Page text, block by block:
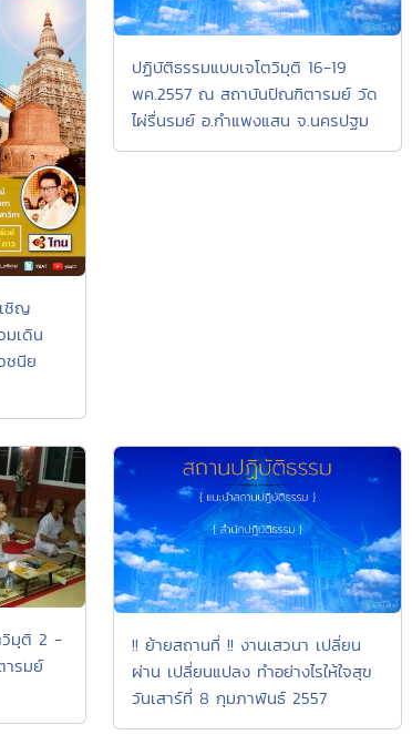
ชิญ
มเดิน
ชนีย
ปฏิบัติธรรมแบบเจโตวิมุติ 16-19
พค.2557 ณ สถาบันปัณฑิตารมย์ วัด
ไผ่รื่นรมย์ อ.กำแพงแสน จ.นครปฐม
วิมุติ 2 -
รมย์
!! ย้ายสถานที่ !! งานเสวนา เปลี่ยน
ผ่าน เปลี่ยนแปลง ทำอย่างไรให้ใจสุข
วันเสาร์ที่ 8 กุมภาพันธ์ 2557